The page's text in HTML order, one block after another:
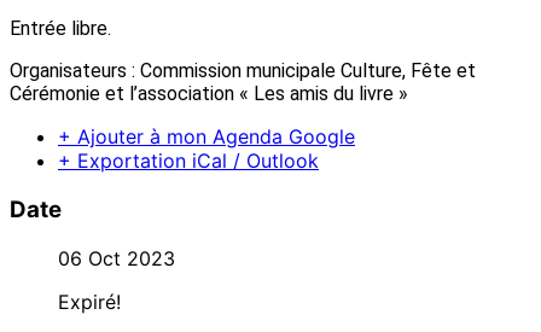
Entrée libre.
Organisateurs : Commission municipale Culture, Fête et
Cérémonie et l’association « Les amis du livre »
+ Ajouter à mon Agenda Google
+ Exportation iCal / Outlook
Date
06 Oct 2023
Expiré!